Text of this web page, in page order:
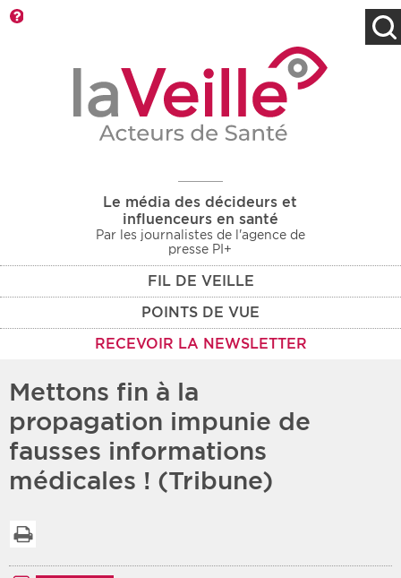
Le média des décideurs et
influenceurs en santé
Par les journalistes de l'agence de
presse PI+
FIL DE VEILLE
POINTS DE VUE
RECEVOIR LA NEWSLETTER
Rendez-vous des 7
prochains jours
Recherche par mots clés
Type d'information
Rendez-vous
Protection sociale
Médico-social
Zone géographique
Période
Choisir une date de débutChoisir une date de fin
Tri
Chronologique
Mettons fin à la
propagation impunie de
fausses informations
médicales ! (Tribune)